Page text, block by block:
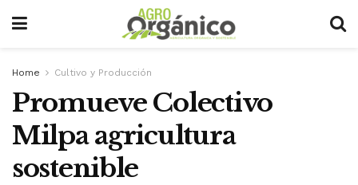
Home Cultivo y Producción
Promueve Colectivo
Milpa agricultura
sostenible